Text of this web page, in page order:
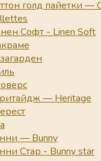
голд пайетки —
Софт - Linen Soft
— Heritage
— Bunny
Стар - Bunny star